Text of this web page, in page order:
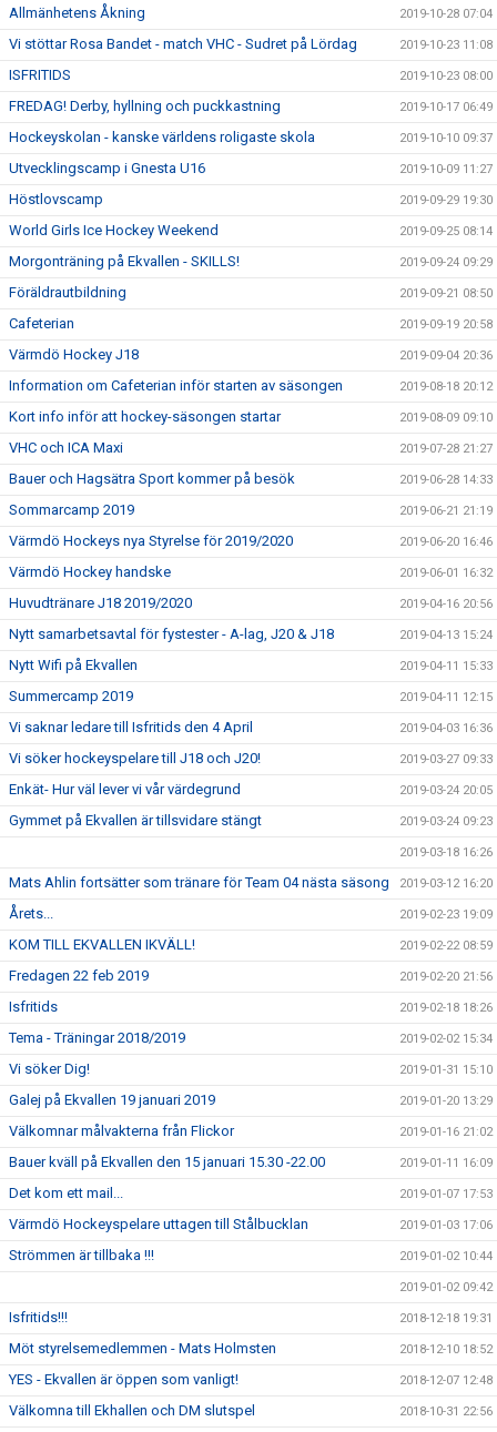
Allmänhetens Åkning 2019-10-28 07:04
Vi stöttar Rosa Bandet - match VHC - Sudret på Lördag 2019-10-23 11:08
ISFRITIDS 2019-10-23 08:00
FREDAG! Derby, hyllning och puckkastning 2019-10-17 06:49
Hockeyskolan - kanske världens roligaste skola 2019-10-10 09:37
Utvecklingscamp i Gnesta U16 2019-10-09 11:27
Höstlovscamp 2019-09-29 19:30
World Girls Ice Hockey Weekend 2019-09-25 08:14
Morgonträning på Ekvallen - SKILLS! 2019-09-24 09:29
Föräldrautbildning 2019-09-21 08:50
Cafeterian 2019-09-19 20:58
Värmdö Hockey J18 2019-09-04 20:36
Information om Cafeterian inför starten av säsongen 2019-08-18 20:12
Kort info inför att hockey-säsongen startar 2019-08-09 09:10
VHC och ICA Maxi 2019-07-28 21:27
Bauer och Hagsätra Sport kommer på besök 2019-06-28 14:33
Sommarcamp 2019 2019-06-21 21:19
Värmdö Hockeys nya Styrelse för 2019/2020 2019-06-20 16:46
Värmdö Hockey handske 2019-06-01 16:32
Huvudtränare J18 2019/2020 2019-04-16 20:56
Nytt samarbetsavtal för fystester - A-lag, J20 & J18 2019-04-13 15:24
Nytt Wifi på Ekvallen 2019-04-11 15:33
Summercamp 2019 2019-04-11 12:15
Vi saknar ledare till Isfritids den 4 April 2019-04-03 16:36
Vi söker hockeyspelare till J18 och J20! 2019-03-27 09:33
Enkät- Hur väl lever vi vår värdegrund 2019-03-24 20:05
Gymmet på Ekvallen är tillsvidare stängt 2019-03-24 09:23
2019-03-18 16:26
Mats Ahlin fortsätter som tränare för Team 04 nästa säsong 2019-03-12 16:20
Årets... 2019-02-23 19:09
KOM TILL EKVALLEN IKVÄLL! 2019-02-22 08:59
Fredagen 22 feb 2019 2019-02-20 21:56
Isfritids 2019-02-18 18:26
Tema - Träningar 2018/2019 2019-02-02 15:34
Vi söker Dig! 2019-01-31 15:10
Galej på Ekvallen 19 januari 2019 2019-01-20 13:29
Välkomnar målvakterna från Flickor 2019-01-16 21:02
Bauer kväll på Ekvallen den 15 januari 15.30 -22.00 2019-01-11 16:09
Det kom ett mail... 2019-01-07 17:53
Värmdö Hockeyspelare uttagen till Stålbucklan 2019-01-03 17:06
Strömmen är tillbaka !!! 2019-01-02 10:44
2019-01-02 09:42
Isfritids!!! 2018-12-18 19:31
Möt styrelsemedlemmen - Mats Holmsten 2018-12-10 18:52
YES - Ekvallen är öppen som vanligt! 2018-12-07 12:48
Välkomna till Ekhallen och DM slutspel 2018-10-31 22:56